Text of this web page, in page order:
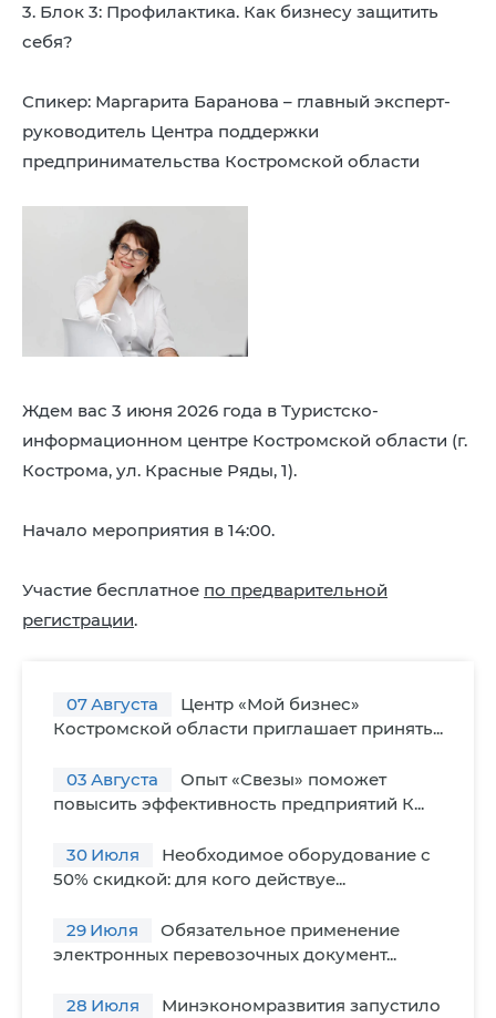
3. Блок 3: Профилактика. Как бизнесу защитить
себя?
Спикер: Маргарита Баранова – главный эксперт-
руководитель Центра поддержки
предпринимательства Костромской области
Ждем вас 3 июня 2026 года в Туристско-
информационном центре Костромской области (г.
Кострома, ул. Красные Ряды, 1).
Начало мероприятия в 14:00.
Участие бесплатное по предварительной
регистрации.
07Августа
Центр «Мой бизнес»
Костромской области приглашает принять...
03 Августа
Опыт «Свезы» поможет
повысить эффективность предприятий К...
30 Июля
Необходимое оборудование с
50% скидкой: для кого действуе...
29 Июля
Обязательное применение
электронных перевозочных документ...
28 Июля
Минэкономразвития запустило